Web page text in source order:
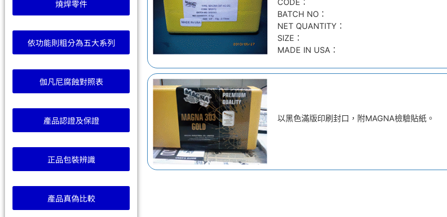
燒焊零件
依功能則粗分為五大系列
伽凡尼腐蝕對照表
產品認證及保證
正品包裝辨識
產品真偽比較
BATCH NO：
NET QUANTITY：
SIZE：
MADE IN USA：
以黑色滿版印刷封口，附MAGNA檢驗貼紙。